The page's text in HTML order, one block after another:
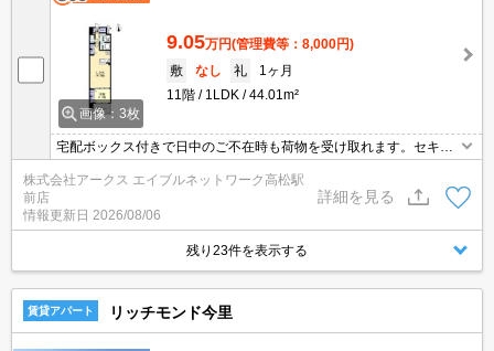
画像：3枚
9.05万円(管理費等：8,000円)
敷
なし 礼
1ヶ月
11階
1LDK 44.01m²
宅配ボックス付きで日中のご不在時も荷物を受け取れます。セキュ
リティ面は、TVインターホン・オートロックなどを設置しているの
で安全面でも優れております。室内設備は洗面化粧台・浴室乾燥機
など充実した設備を備え付けています。収納はシューズボックス・
クロゼットなど豊富なので、衣類や履き物の整理がしやすく便利で
す。
株式会社アークス エイブルネットワーク高松駅
前店
情報更新日 2026/08/06
詳細を見る
残り23件を表示する
賃貸アパート リッチモンド今里